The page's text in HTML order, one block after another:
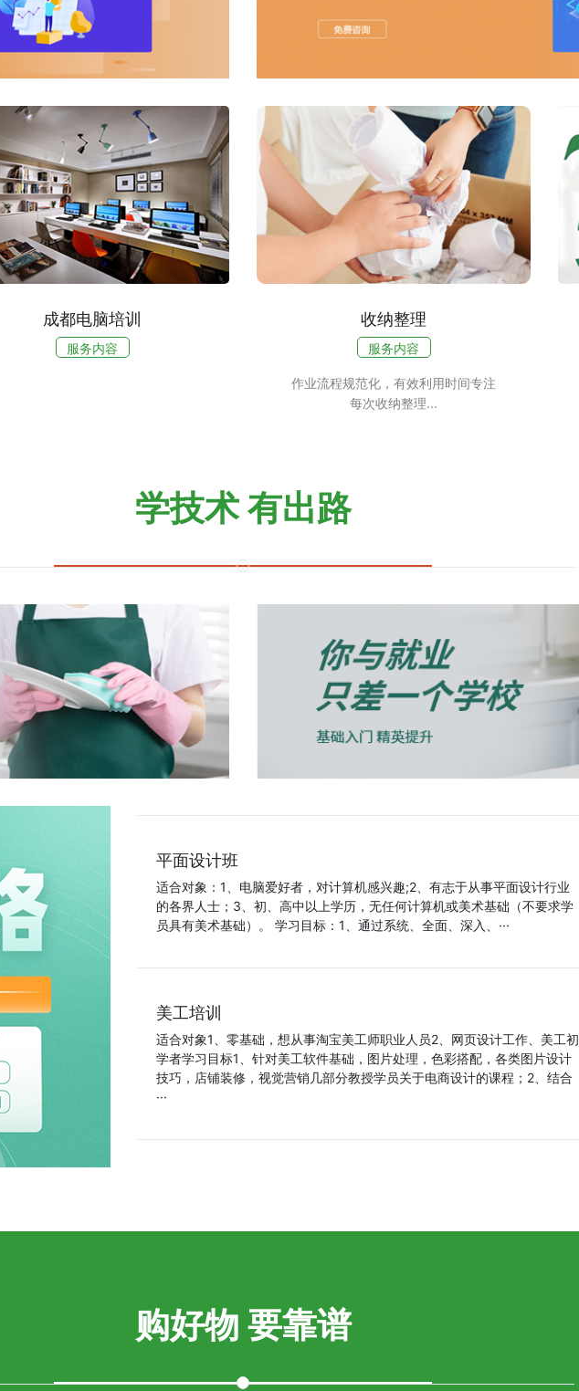
成都电脑培训
服务内容
收纳整理
服务内容
作业流程规范化，有效利用时间专注
每次收纳整理...
学技术 有出路
平面设计班
适合对象：1、电脑爱好者，对计算机感兴趣;2、有志于从事平面设计行业
的各界人士；3、初、高中以上学历，无任何计算机或美术基础（不要求学
员具有美术基础）。 学习目标：1、通过系统、全面、深入、···
美工培训
适合对象1、零基础，想从事淘宝美工师职业人员2、网页设计工作、美工初
学者学习目标1、针对美工软件基础，图片处理，色彩搭配，各类图片设计
技巧，店铺装修，视觉营销几部分教授学员关于电商设计的课程；2、结合
···
购好物 要靠谱